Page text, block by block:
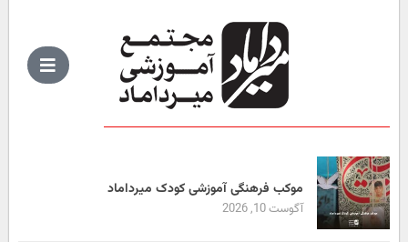
موکب فرهنگی آموزشی کودک میرداماد
آگوست 10, 2026